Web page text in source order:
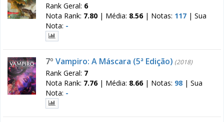
Rank Geral: 6
Nota Rank: 7.80 | Média: 8.56| Notas: 117 | Sua
Nota: -
7º Vampiro: A Máscara (5ª Edição) (2018)
Rank Geral: 7
Nota Rank: 7.76| Média: 8.66| Notas: 98 | Sua
Nota: -